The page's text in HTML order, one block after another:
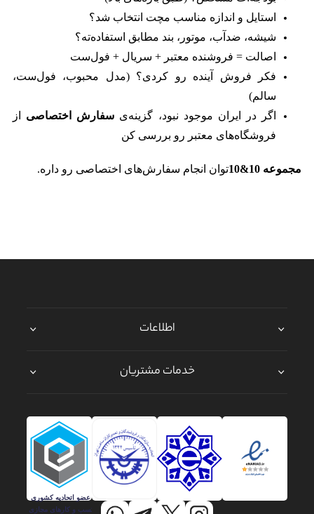
استایل و اندازه مناسب مچت انتخاب شد؟
شیشه، ضدآب، موتور، بند مطابق استفاده‌ته؟
اصالت = فروشنده معتبر + سریال + فول‌ست
فکر فروش آینده رو کردی؟ (مدل محبوب، فول‌ست،
سالم)
اگر در ایران موجود نبود، گزینه‌ی سفارش اختصاصی از
فروشگاه‌های معتبر رو بررسی کن
مجموعه 10&10 توان انجام سفارش‌های اختصاصی رو داره.
اطلاعات
خدمات مشتریان